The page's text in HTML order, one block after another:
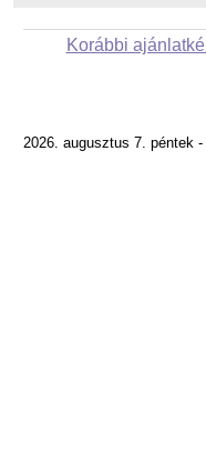
Korábbi
2026. augusztus 7. péntek -